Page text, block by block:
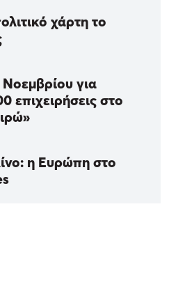
χάρτη το
για
επιχειρήσεις στο
η Ευρώπη στο